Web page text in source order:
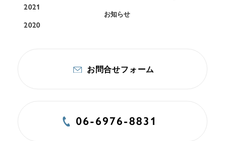
2021
2020
お知らせ
お問合せフォーム
06-6976-8831